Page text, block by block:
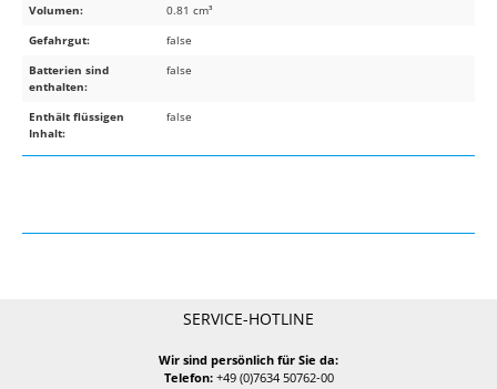
Volumen:
0.81 cm³
Gefahrgut:
false
Batterien sind
enthalten:
false
Enthält flüssigen
Inhalt:
false
SERVICE-HOTLINE
Wir sind persönlich für Sie da:
Telefon:+49 (0)7634 50762-00